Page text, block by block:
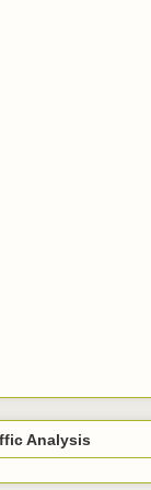
Analysis